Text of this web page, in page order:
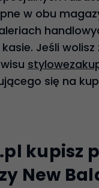
w obu
Jeśli
się na
kupisz
New